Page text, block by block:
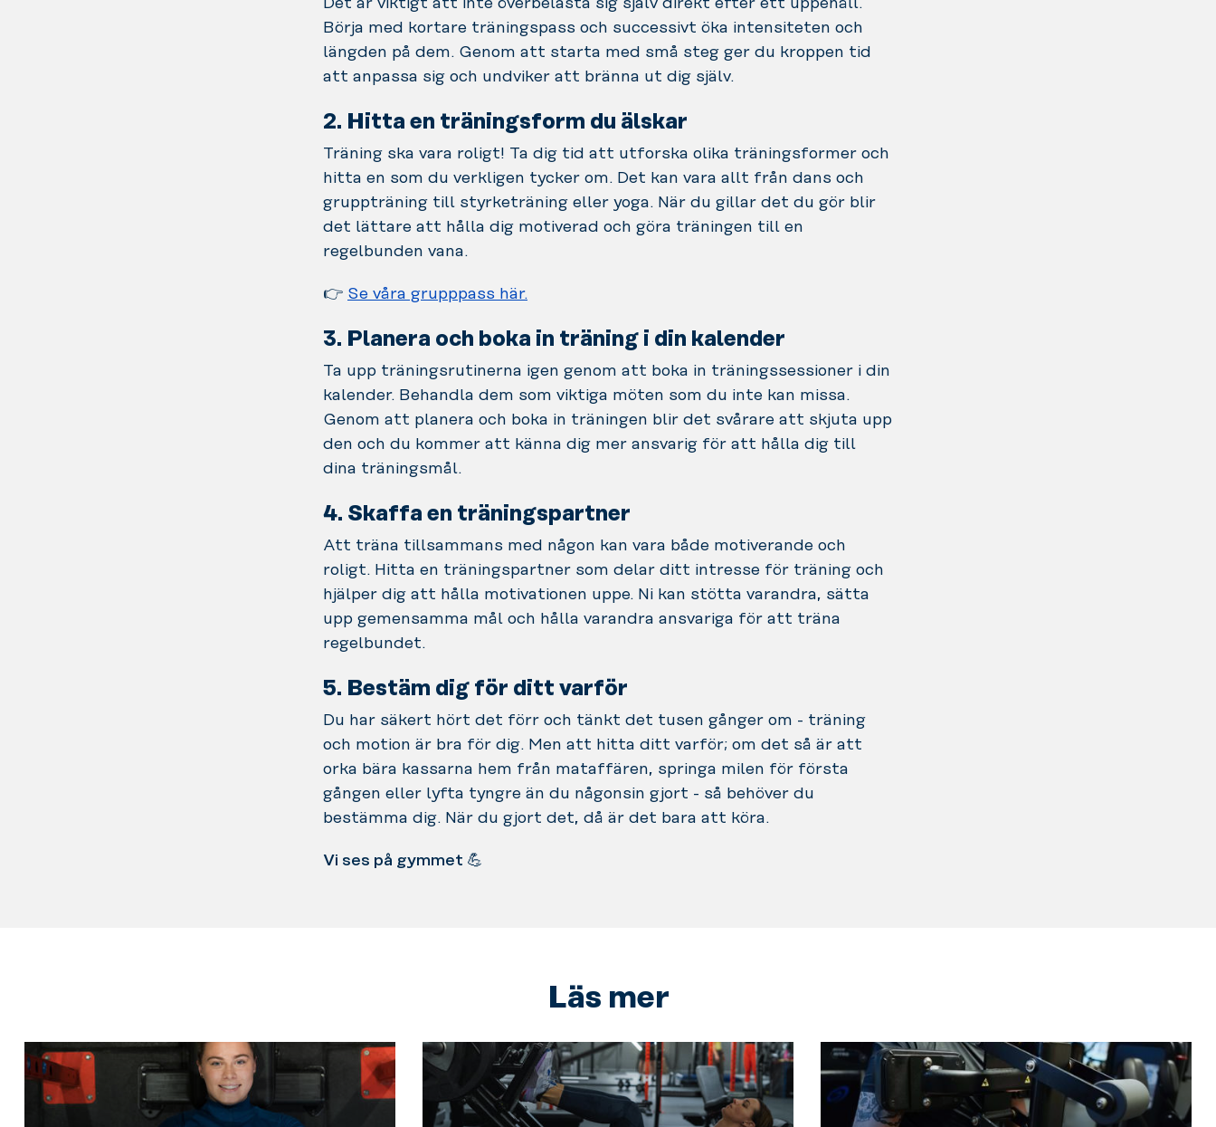
Börja med kortare träningspass och successivt öka intensiteten och
längden på dem. Genom att starta med små steg ger du kroppen tid
att anpassa sig och undviker att bränna ut dig själv.
2. Hitta en träningsform du älskar
Träning ska vara roligt! Ta dig tid att utforska olika träningsformer och
hitta en som du verkligen tycker om. Det kan vara allt från dans och
gruppträning till styrketräning eller yoga. När du gillar det du gör blir
det lättare att hålla dig motiverad och göra träningen till en
regelbunden vana.
👉 Se våra grupppass här.
3. Planera och boka in träning i din kalender
Ta upp träningsrutinerna igen genom att boka in träningssessioner i din
kalender. Behandla dem som viktiga möten som du inte kan missa.
Genom att planera och boka in träningen blir det svårare att skjuta upp
den och du kommer att känna dig mer ansvarig för att hålla dig till
dina träningsmål.
4. Skaffa en träningspartner
Att träna tillsammans med någon kan vara både motiverande och
roligt. Hitta en träningspartner som delar ditt intresse för träning och
hjälper dig att hålla motivationen uppe. Ni kan stötta varandra, sätta
upp gemensamma mål och hålla varandra ansvariga för att träna
regelbundet.
5. Bestäm dig för ditt varför
Du har säkert hört det förr och tänkt det tusen gånger om - träning
och motion är bra för dig. Men att hitta ditt varför; om det så är att
orka bära kassarna hem från mataffären, springa milen för första
gången eller lyfta tyngre än du någonsin gjort - så behöver du
bestämma dig. När du gjort det, då är det bara att köra.
Vi ses på gymmet 💪
Läs mer